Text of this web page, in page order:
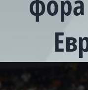
Larger